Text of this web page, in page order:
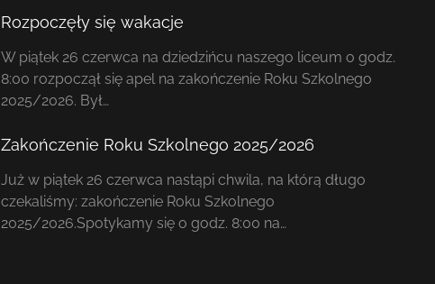
Rozpoczęły się wakacje
W piątek 26 czerwca na dziedzińcu naszego liceum o godz.
8:00 rozpoczął się apel na zakończenie Roku Szkolnego
2025/2026. Był…
Zakończenie Roku Szkolnego 2025/2026
Już w piątek 26 czerwca nastąpi chwila, na którą długo
czekaliśmy: zakończenie Roku Szkolnego
2025/2026.Spotykamy się o godz. 8:00 na…